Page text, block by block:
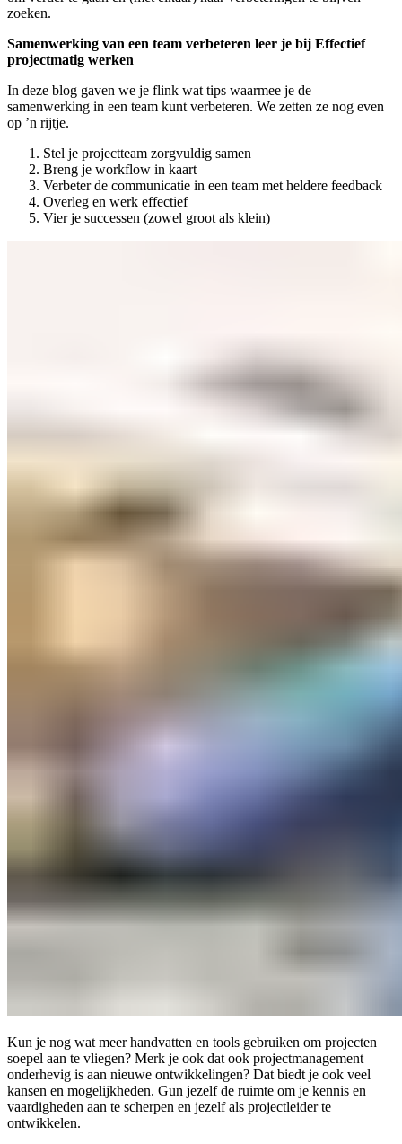
zoeken.
Samenwerking van een team verbeteren leer je bij Effectief
projectmatig werken
In deze blog gaven we je flink wat tips waarmee je de
samenwerking in een team kunt verbeteren. We zetten ze nog even
op ’n rijtje.
Stel je projectteam zorgvuldig samen
Breng je workflow in kaart
Verbeter de communicatie in een team met heldere feedback
Overleg en werk effectief
Vier je successen (zowel groot als klein)
Kun je nog wat meer handvatten en tools gebruiken om projecten
soepel aan te vliegen? Merk je ook dat ook projectmanagement
onderhevig is aan nieuwe ontwikkelingen? Dat biedt je ook veel
kansen en mogelijkheden. Gun jezelf de ruimte om je kennis en
vaardigheden aan te scherpen en jezelf als projectleider te
ontwikkelen.